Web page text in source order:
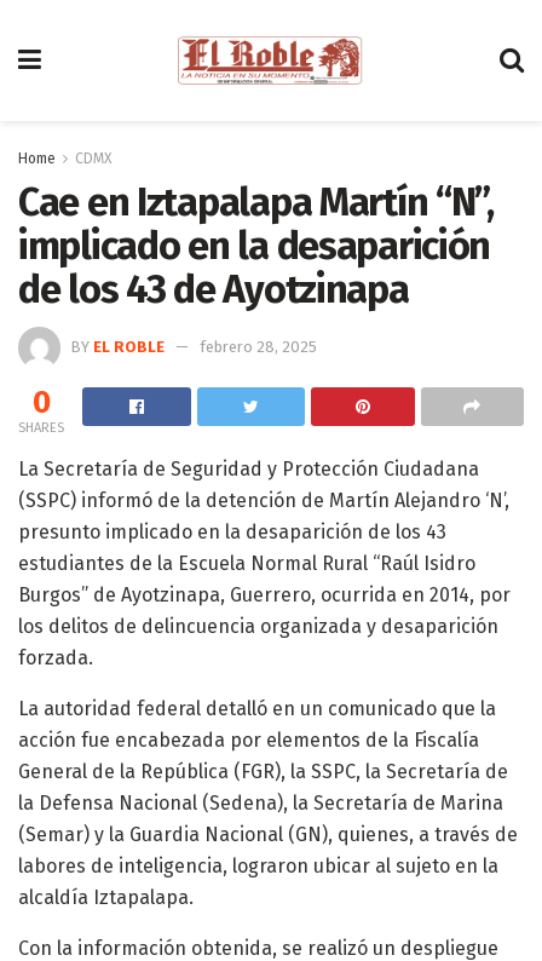
Home CDMX
Cae en Iztapalapa Martín “N”,
implicado en la desaparición
de los 43 de Ayotzinapa
BY EL ROBLE febrero 28, 2025
0
SHARES
La Secretaría de Seguridad y Protección Ciudadana
(SSPC) informó de la detención de Martín Alejandro ‘N’,
presunto implicado en la desaparición de los 43
estudiantes de la Escuela Normal Rural “Raúl Isidro
Burgos” de Ayotzinapa, Guerrero, ocurrida en 2014, por
los delitos de delincuencia organizada y desaparición
forzada.
La autoridad federal detalló en un comunicado que la
acción fue encabezada por elementos de la Fiscalía
General de la República (FGR), la SSPC, la Secretaría de
la Defensa Nacional (Sedena), la Secretaría de Marina
(Semar) y la Guardia Nacional (GN), quienes, a través de
labores de inteligencia, lograron ubicar al sujeto en la
alcaldía Iztapalapa.
Con la información obtenida, se realizó un despliegue